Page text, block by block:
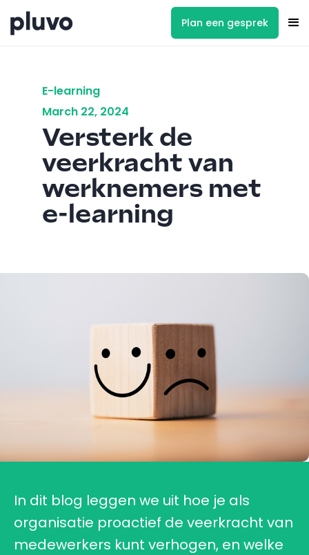
Plan een gesprek
E-learning
March 22, 2024
Versterk de
veerkracht van
werknemers met
e-learning
In dit blog leggen we uit hoe je als
organisatie proactief de veerkracht van
medewerkers kunt verhogen, en welke